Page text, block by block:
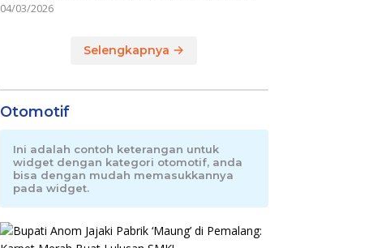
04/03/2026
Selengkapnya
Otomotif
Ini adalah contoh keterangan untuk
widget dengan kategori otomotif, anda
bisa dengan mudah memasukkannya
pada widget.